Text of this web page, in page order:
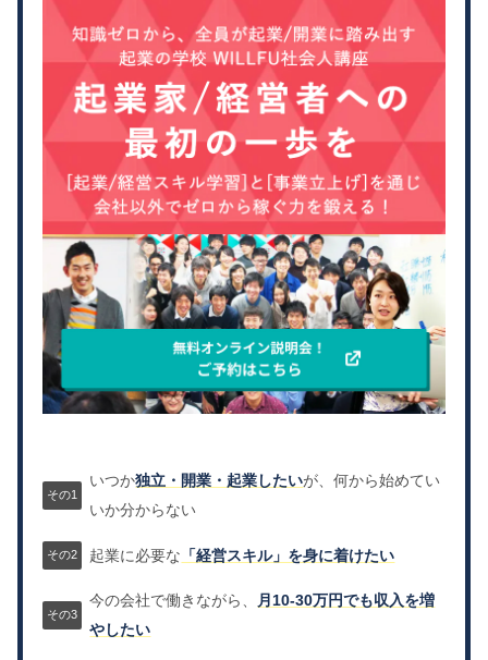
いつか独立・開業・起業したいが、何から始めてい
いか分からない
起業に必要な 「経営スキル」を身に着けたい
今の会社で働きながら、
月10-30万円でも収入を増
やしたい